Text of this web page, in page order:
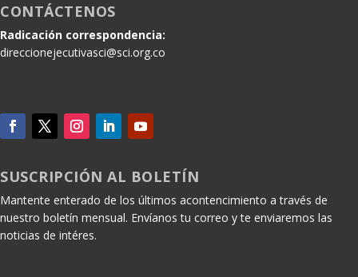
CONTÁCTENOS
Radicación correspondencia:
direccionejecutivasci@sci.org.co
SUSCRIPCIÓN AL BOLETÍN
Mantente enterado de los últimos acontencimiento a través de
nuestro boletín mensual. Envíanos tu correo y te enviaremos las
noticias de intéres.